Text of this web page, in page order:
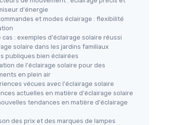
d'énergie
et modes éclairage : flexibilité
cas : exemples d'éclairage solaire réussi
solaire dans les jardins familiaux
publiques bien éclairées
de l'éclairage solaire pour des
en plein air
vécues avec l'éclairage solaire
actuelles en matière d'éclairage solaire
tendances en matière d'éclairage
des prix et des marques de lampes